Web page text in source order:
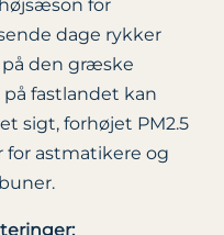
for
dage rykker
den græske
fastlandet kan
sigt, forhøjet PM2.5
for astmatikere og